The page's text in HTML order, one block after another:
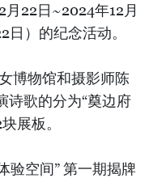
月22日~2024年12月
）的纪念活动。
博物馆和摄影师陈
诗歌的分为“奠边府
展板。
验空间” 第一期揭牌